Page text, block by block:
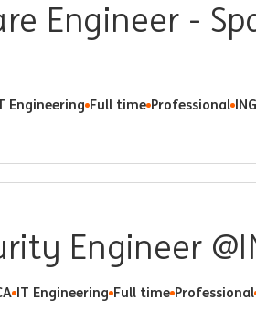
Engineer -
Engineering Full time Professional
Engineer
IT Engineering Full time Professional